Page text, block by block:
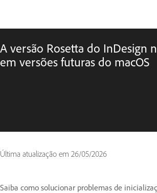
A versão Rosetta do InDesign
em versões futuras do macOS
Última atualização em 26/05/2026
Saiba como solucionar problemas de